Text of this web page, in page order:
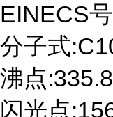
EINECS
分子式
沸点
闪光点